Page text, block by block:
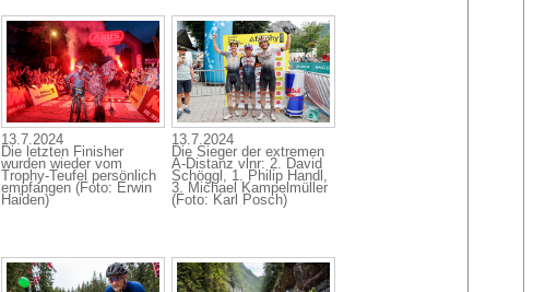
13.7.2024
Die letzten Finisher
wurden wieder vom
Trophy-Teufel persönlich
empfangen (Foto: Erwin
Haiden)
13.7.2024
Die Sieger der extremen
A-Distanz vlnr: 2. David
Schöggl, 1. Philip Handl,
3. Michael Kampelmüller
(Foto: Karl Posch)